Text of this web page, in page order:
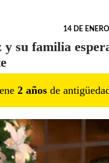
14 DE
y su familia
2 años de